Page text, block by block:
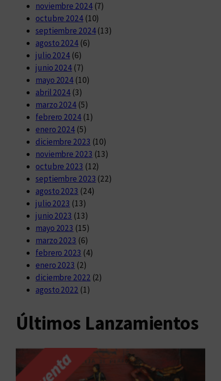
noviembre 2024(7)
octubre 2024(10)
septiembre 2024(13)
agosto 2024(6)
julio 2024 (6)
junio 2024 (7)
mayo 2024 (10)
abril 2024 (3)
marzo 2024 (5)
febrero 2024(1)
enero 2024 (5)
diciembre 2023 (10)
noviembre 2023 (13)
octubre 2023 (12)
septiembre 2023 (22)
agosto 2023 (24)
julio 2023 (13)
junio 2023 (13)
mayo 2023 (15)
marzo 2023 (6)
febrero 2023 (4)
enero 2023 (2)
diciembre 2022 (2)
agosto 2022 (1)
Últimos Lanzamientos